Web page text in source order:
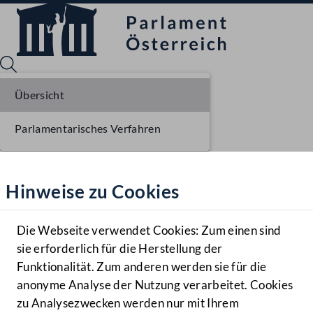
Hilfe
Benutzer
Navigationsmenü öffnen
MENÜ
Hinweise zu Cookies
Die Webseite verwendet Cookies: Zum einen sind
sie erforderlich für die Herstellung der
Funktionalität. Zum anderen werden sie für die
anonyme Analyse der Nutzung verarbeitet. Cookies
zu Analysezwecken werden nur mit Ihrem
Übersicht
Parlamentarisches Verfahren